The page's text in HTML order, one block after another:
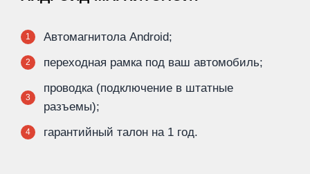
1 Автомагнитола Android;
2 переходная рамка под ваш автомобиль;
3
проводка (подключение в штатные
разъемы);
4 гарантийный талон на 1 год.